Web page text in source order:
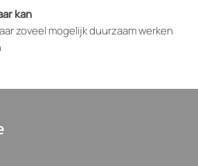
kan
zoveel mogelijk duurzaam werken